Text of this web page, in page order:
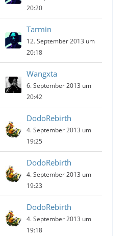
20:20
Tarmin
12. September 2013 um
20:18
Wangxta
6. September 2013 um
20:42
DodoRebirth
4. September 2013 um
19:25
DodoRebirth
4. September 2013 um
19:23
DodoRebirth
4. September 2013 um
19:18